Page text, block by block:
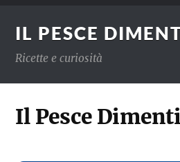
IL PESCE
Ricette e curiosità
Il Pesce